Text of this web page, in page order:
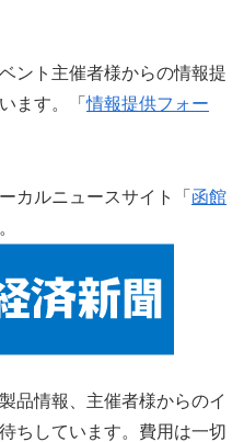
ント主催者様からの情報提
ます。「情報提供フォー
カルニュースサイト「 函館
品情報、主催者様からのイ
ちしています。費用は一切